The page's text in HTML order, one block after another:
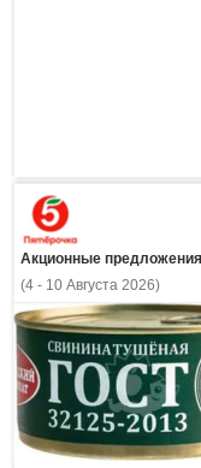
Акционные предложения
(4 - 10 Августа 2026)